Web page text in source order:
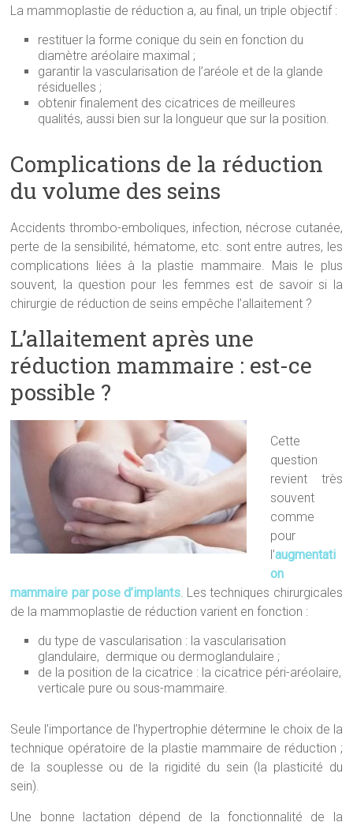
La mammoplastie de réduction a, au final, un triple objectif :
restituer la forme conique du sein en fonction du
diamètre aréolaire maximal ;
garantir la vascularisation de l’aréole et de la glande
résiduelles ;
obtenir finalement des cicatrices de meilleures
qualités, aussi bien sur la longueur que sur la position.
Complications de la réduction
du volume des seins
Accidents thrombo-emboliques, infection, nécrose cutanée,
perte de la sensibilité, hématome, etc. sont entre autres, les
complications liées à la plastie mammaire. Mais le plus
souvent, la question pour les femmes est de savoir si la
chirurgie de réduction de seins empêche l’allaitement ?
L’allaitement après une
réduction mammaire : est-ce
possible ?
Cette
question
revient très
souvent
comme
pour
l’augmentati
on
mammaire par pose d’implants. Les techniques chirurgicales
de la mammoplastie de réduction varient en fonction :
du type de vascularisation : la vascularisation
glandulaire, dermique ou dermoglandulaire ;
de la position de la cicatrice : la cicatrice péri-aréolaire,
verticale pure ou sous-mammaire.
Seule l’importance de l’hypertrophie détermine le choix de la
technique opératoire de la plastie mammaire de réduction ;
de la souplesse ou de la rigidité du sein (la plasticité du
sein).
Une bonne lactation dépend de la fonctionnalité de la